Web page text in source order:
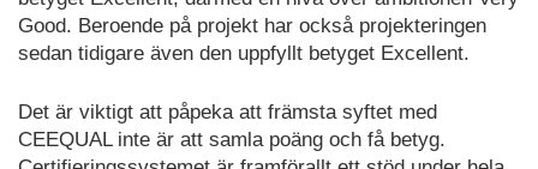
Good. Beroende på projekt har också projekteringen
sedan tidigare även den uppfyllt betyget Excellent.
Det är viktigt att påpeka att främsta syftet med
CEEQUAL inte är att samla poäng och få betyg.